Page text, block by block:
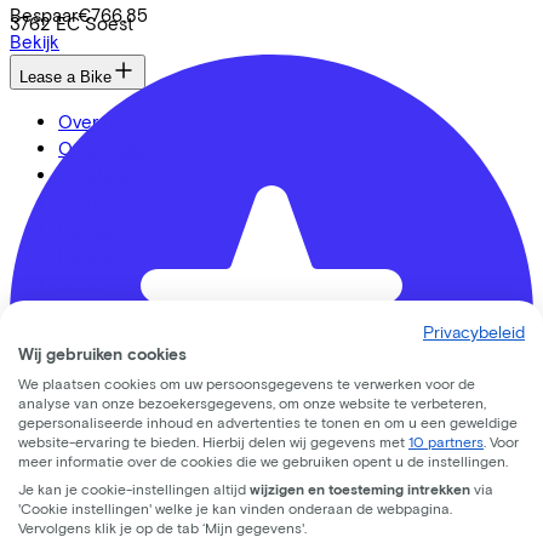
3762 EC Soest
Bespaar€766,85
Bekijk
Lease a Bike
Over ons
Onze collega's
FAQ
Trotse partner van
Privacybeleid
Wij gebruiken cookies
We plaatsen cookies om uw persoonsgegevens te verwerken voor de
analyse van onze bezoekersgegevens, om onze website te verbeteren,
gepersonaliseerde inhoud en advertenties te tonen en om u een geweldige
website-ervaring te bieden. Hierbij delen wij gegevens met 10 partners . Voor
meer informatie over de cookies die we gebruiken opent u de instellingen.
Je kan je cookie-instellingen altijd wijzigen en toesteming intrekken via
'Cookie instellingen' welke je kan vinden onderaan de webpagina.
Vervolgens klik je op de tab ‘Mijn gegevens'.